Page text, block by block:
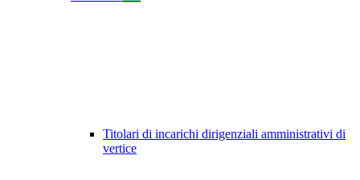
Titolari di incarichi dirigenziali amministrativi di
vertice